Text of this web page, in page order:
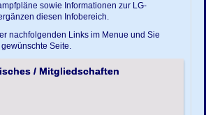
sowie Informationen zur LG-
diesen Infobereich.
nachfolgenden Links im Menue und Sie
Seite.
/ Mitgliedschaften